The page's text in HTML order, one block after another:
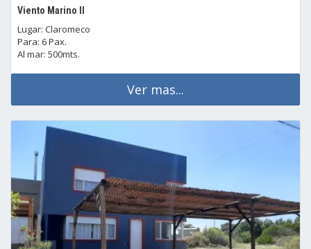
Viento Marino II
Lugar: Claromeco
Para: 6 Pax.
Al mar: 500mts.
Ver mas...